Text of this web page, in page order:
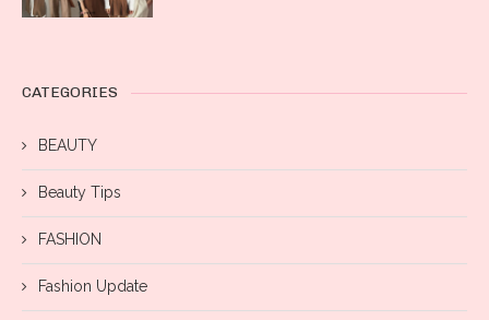
CATEGORIES
BEAUTY
Beauty Tips
FASHION
Fashion Update